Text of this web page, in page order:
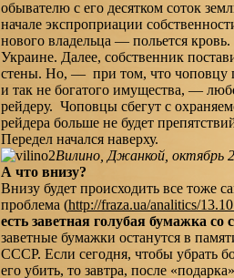
обывателю с его десятком соток
начале экспроприации
нового владельца — польется
Украине. Далее, собственник
стены. Но, — при том, что чоповцу
и так не богатого имущества, —
рейдеру. Чоповцы сбегут с
рейдера больше не будет
Передел начался наверху.
Вилино, Джанкой, октябрь
А что внизу?
Внизу будет происходить все тоже
проблема (http://fraza.ua/analitics/
есть заветная голубая бумажка
заветные бумажки останутся в
СССР. Если сегодня, чтобы убрать
его убить, то завтра, после